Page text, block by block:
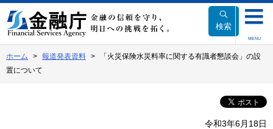
文
へ
動
検索
MENU
ホーム 報道発表資料
「火災保険水災料率に関する有識者懇談会」の設
置について
令和3年6月18日